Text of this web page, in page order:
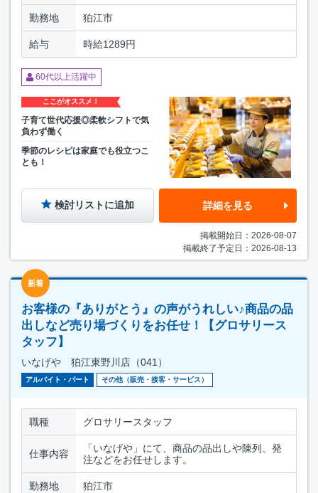
勤務地 狛江市
給与 時給1289円
60代以上活躍中
ここがオススメ！
子育て世代応援◎柔軟シフトで気
負わず働く
季節のレシピは家庭でも役立つこ
とも！
検討リストに追加 詳細を見る
掲載開始日：2026-08-07
掲載終了予定日：2026-08-13
新着
お客様の『ありがとう』の声がうれしい♪商品の品
出しなど売り場づくりをお任せ！【グロサリース
タッフ】
いなげや 狛江東野川店（041）
アルバイト・パート その他（販売・接客・サービス）
職種 グロサリースタッフ
仕事内容
「いなげや」にて、商品の品出しや陳列、発
注などをお任せします。
勤務地 狛江市